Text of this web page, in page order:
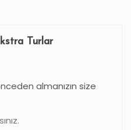
Turlar
almanızın size